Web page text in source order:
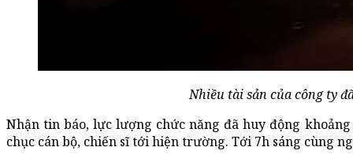
Nhiều tài sản của công ty
Nhận tin báo, lực lượng chức năng đã huy động
chục cán bộ, chiến sĩ tới hiện trường. Tới 7h sáng cùng